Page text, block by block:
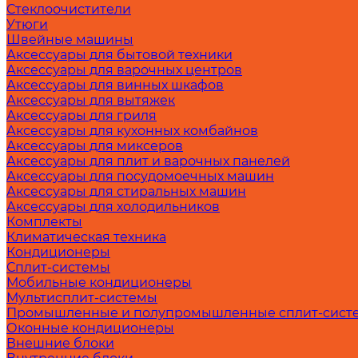
Стеклоочистители
Утюги
Швейные машины
Аксессуары для бытовой техники
Аксессуары для варочных центров
Аксессуары для винных шкафов
Аксессуары для вытяжек
Аксессуары для гриля
Аксессуары для кухонных комбайнов
Аксессуары для миксеров
Аксессуары для плит и варочных панелей
Аксессуары для посудомоечных машин
Аксессуары для стиральных машин
Аксессуары для холодильников
Комплекты
Климатическая техника
Кондиционеры
Сплит-системы
Мобильные кондиционеры
Мультисплит-системы
Промышленные и полупромышленные сплит-
Оконные кондиционеры
Внешние блоки